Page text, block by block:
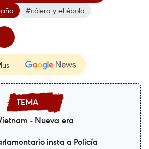
#cólera y el ébola
- Nueva era
insta a Policía